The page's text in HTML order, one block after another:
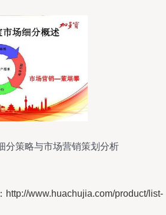
分策略与市场营销策划分析
http://www.huachujia.com/product/list-